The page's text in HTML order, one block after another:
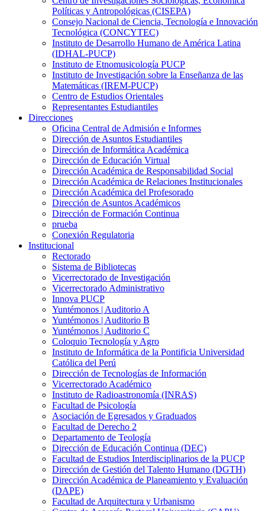
Políticas y Antropológicas (CISEPA)
Consejo Nacional de Ciencia, Tecnología e Innovación
Tecnológica (CONCYTEC)
Instituto de Desarrollo Humano de América Latina
(IDHAL-PUCP)
Instituto de Etnomusicología PUCP
Instituto de Investigación sobre la Enseñanza de las
Matemáticas (IREM-PUCP)
Centro de Estudios Orientales
Representantes Estudiantiles
Direcciones
Oficina Central de Admisión e Informes
Dirección de Asuntos Estudiantiles
Dirección de Informática Académica
Dirección de Educación Virtual
Dirección Académica de Responsabilidad Social
Dirección Académica de Relaciones Institucionales
Dirección Académica del Profesorado
Dirección de Asuntos Académicos
Dirección de Formación Continua
prueba
Conexión Regulatoria
Institucional
Rectorado
Sistema de Bibliotecas
Vicerrectorado de Investigación
Vicerrectorado Administrativo
Innova PUCP
Yuntémonos | Auditorio A
Yuntémonos | Auditorio B
Yuntémonos | Auditorio C
Coloquio Tecnología y Agro
Instituto de Informática de la Pontificia Universidad
Católica del Perú
Dirección de Tecnologías de Información
Vicerrectorado Académico
Instituto de Radioastronomía (INRAS)
Facultad de Psicología
Asociación de Egresados y Graduados
Facultad de Derecho 2
Departamento de Teología
Dirección de Educación Continua (DEC)
Facultad de Estudios Interdisciplinarios de la PUCP
Dirección de Gestión del Talento Humano (DGTH)
Dirección Académica de Planeamiento y Evaluación
(DAPE)
Facultad de Arquitectura y Urbanismo